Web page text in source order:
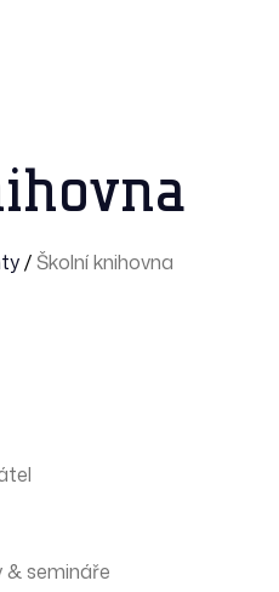
/Školní knihovna
& semináře